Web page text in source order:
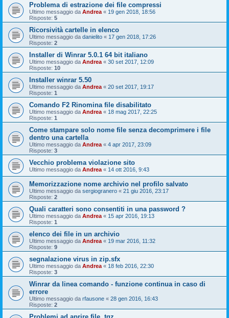
Problema di estrazione dei file compressi
Ultimo messaggio da Andrea « 19 gen 2018, 18:56
Risposte: 5
Ricorsività cartelle in elenco
Ultimo messaggio da danielito « 17 gen 2018, 17:26
Risposte: 2
Installer di Winrar 5.0.1 64 bit italiano
Ultimo messaggio da Andrea « 30 set 2017, 12:09
Risposte: 10
Installer winrar 5.50
Ultimo messaggio da Andrea « 20 set 2017, 19:17
Risposte: 1
Comando F2 Rinomina file disabilitato
Ultimo messaggio da Andrea « 18 mag 2017, 22:25
Risposte: 1
Come stampare solo nome file senza decomprimere i file
dentro una cartella
Ultimo messaggio da Andrea « 4 apr 2017, 23:09
Risposte: 3
Vecchio problema violazione sito
Ultimo messaggio da Andrea « 14 ott 2016, 9:43
Memorizzazione nome archivio nel profilo salvato
Ultimo messaggio da sergiogranero « 21 giu 2016, 23:17
Risposte: 2
Quali caratteri sono consentiti in una password ?
Ultimo messaggio da Andrea « 15 apr 2016, 19:13
Risposte: 1
elenco dei file in un archivio
Ultimo messaggio da Andrea « 19 mar 2016, 11:32
Risposte: 9
segnalazione virus in zip.sfx
Ultimo messaggio da Andrea « 18 feb 2016, 22:30
Risposte: 3
Winrar da linea comando - funzione continua in caso di
errore
Ultimo messaggio da rfausone « 28 gen 2016, 16:43
Risposte: 2